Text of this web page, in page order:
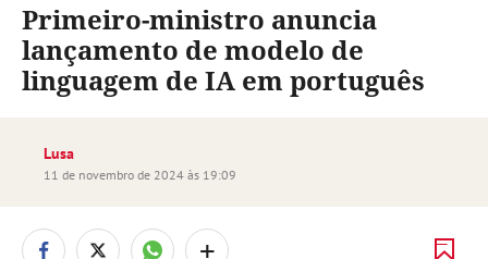
Primeiro-ministro anuncia
lançamento de modelo de
linguagem de IA em português
Lusa
11 de novembro de 2024 às 19:09
+